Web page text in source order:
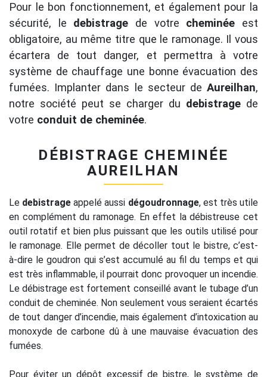
Pour le bon fonctionnement, et également pour la
sécurité, le debistrage de votre cheminée est
obligatoire, au même titre que le ramonage. Il vous
écartera de tout danger, et permettra à votre
système de chauffage une bonne évacuation des
fumées. Implanter dans le secteur de Aureilhan,
notre société peut se charger du debistrage de
votre conduit de cheminée.
DÉBISTRAGE CHEMINÉE
AUREILHAN
Le debistrage appelé aussi dégoudronnage, est très utile
en complément du ramonage. En effet la débistreuse cet
outil rotatif et bien plus puissant que les outils utilisé pour
le ramonage. Elle permet de décoller tout le bistre, c’est-
à-dire le goudron qui s’est accumulé au fil du temps et qui
est très inflammable, il pourrait donc provoquer un incendie.
Le débistrage est fortement conseillé avant le tubage d’un
conduit de cheminée. Non seulement vous seraient écartés
de tout danger d’incendie, mais également d’intoxication au
monoxyde de carbone dû à une mauvaise évacuation des
fumées.
Pour éviter un dépôt excessif de bistre, le système de